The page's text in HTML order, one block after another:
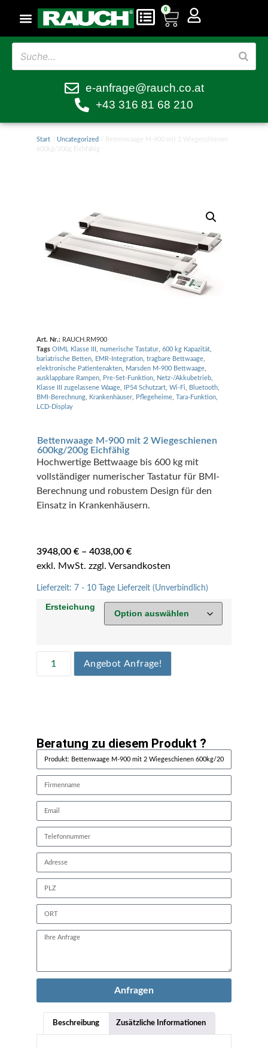
0
e-anfrage@rauch.co.at
+43 316 81 68 210
Start/ Uncategorized / Bettenwaage M-900 mit 2 Wiegeschienen
600kg/200g Eichfähig
Art. Nr.: RAUCH.RM900
Tags OIML Klasse III numerische Tastatur, 600 kg Kapazität,
bariatrische Betten, EMR-Integration, tragbare Bettwaage,
elektronische Patientenakten, Marsden M-900 Bettwaage,
ausklappbare Rampen, Pre-Set-Funktion, Netz-/Akkubetrieb,
Klasse III zugelassene Waage, IP54 Schutzart, Wi-Fi Bluetooth,
BMI-Berechnung, Krankenhäuser, Pflegeheime, Tara-Funktion,
LCD-Display
Bettenwaage M-900 mit 2 Wiegeschienen
600kg/200g Eichfähig
Hochwertige Bettwaage bis 600 kg mit
vollständiger numerischer Tastatur für BMI-
Berechnung und robustem Design für den
Einsatz in Krankenhäusern.
3948,00 €– 4038,00 €
Lieferzeit: 7 - 10 Tage Lieferzeit (Unverbindlich)
Ersteichung
Angebot Anfrage!
Beschreibung Zusätzliche Informationen
Beratung zu diesem Produkt ?
Anfragen